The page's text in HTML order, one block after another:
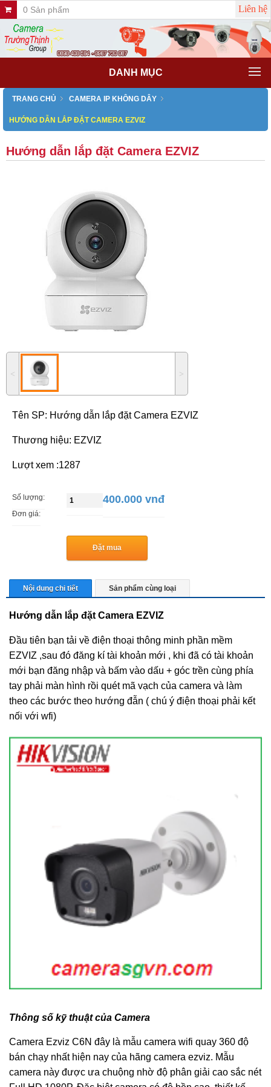
0 Sản phẩm Liên hệ
DANH MỤC
TRANG CHỦ CAMERA IP KHÔNG DÂY
HƯỚNG DẪN LẮP ĐẶT CAMERA EZVIZ
Hướng dẫn lắp đặt Camera EZVIZ
˂ ˃
Tên SP: Hướng dẫn lắp đặt Camera EZVIZ
Thương hiệu: EZVIZ
Lượt xem :1287
Số lượng:
Đơn giá:
400.000 vnđ
Đặt mua
Nội dung chi tiết Sản phẩm cùng loại
Hướng dẫn lắp đặt Camera EZVIZ
Đầu tiên bạn tải về điện thoại thông minh phần mềm
EZVIZ ,sau đó đăng kí tài khoản mới , khi đã có tài khoản
mới bạn đăng nhập và bấm vào dấu + góc trền cùng phía
tay phải màn hình rồi quét mã vạch của camera và làm
theo các bước theo hướng đẫn ( chú ý điện thoại phải kết
nối với wfi)
Thông số kỹ thuật của Camera
Camera Ezviz C6N đây là mẫu camera wifi quay 360 độ
bán chạy nhất hiện nay của hãng camera ezviz. Mẫu
camera này được ưa chuộng nhờ độ phân giải cao sắc nét